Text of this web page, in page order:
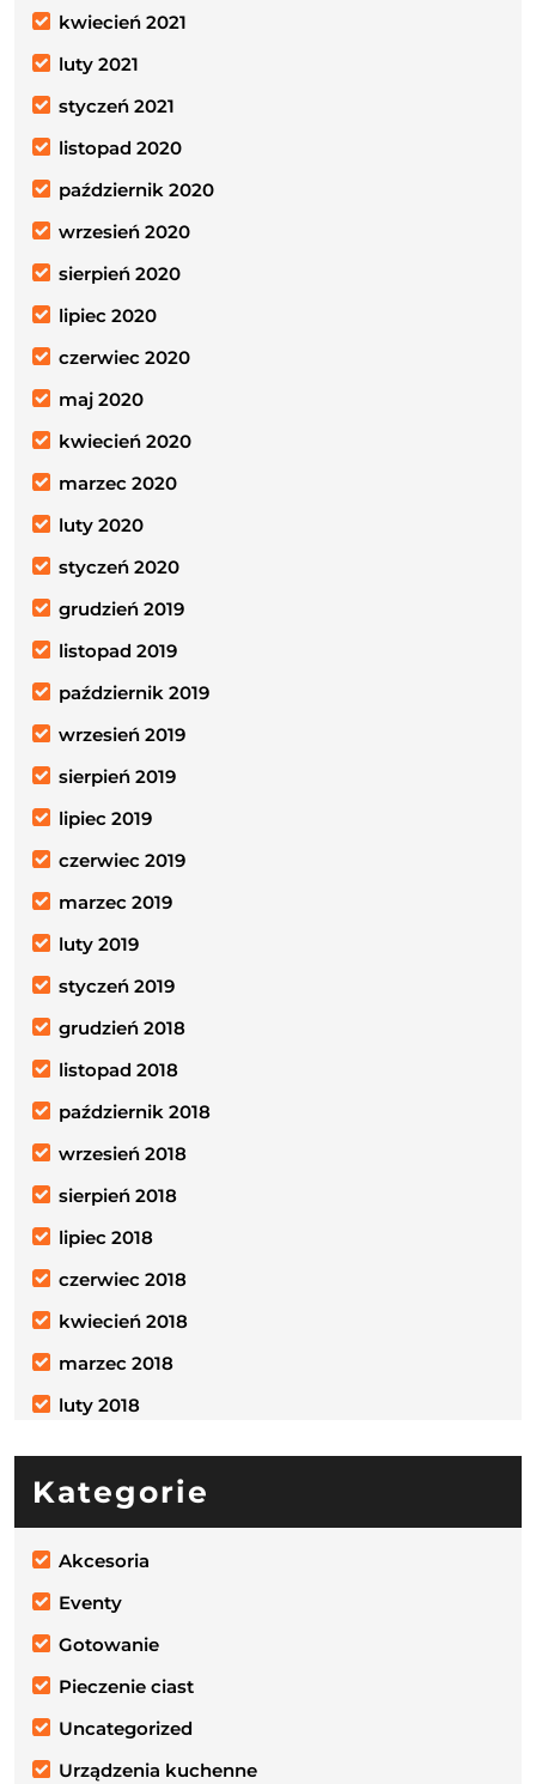
kwiecień 2021
luty 2021
styczeń 2021
listopad 2020
październik 2020
wrzesień 2020
sierpień 2020
lipiec 2020
czerwiec 2020
maj 2020
kwiecień 2020
marzec 2020
luty 2020
styczeń 2020
grudzień 2019
listopad 2019
październik 2019
wrzesień 2019
sierpień 2019
lipiec 2019
czerwiec 2019
marzec 2019
luty 2019
styczeń 2019
grudzień 2018
listopad 2018
październik 2018
wrzesień 2018
sierpień 2018
lipiec 2018
czerwiec 2018
kwiecień 2018
marzec 2018
luty 2018
Kategorie
Akcesoria
Eventy
Gotowanie
Pieczenie ciast
Uncategorized
Urządzenia kuchenne